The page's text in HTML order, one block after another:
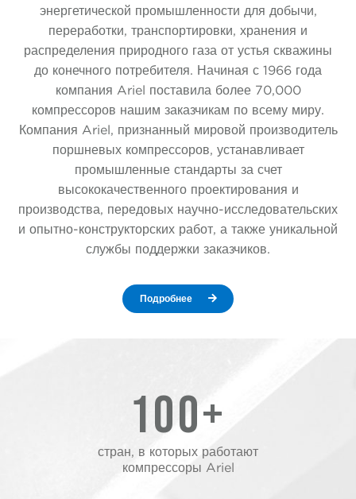
энергетической промышленности для добычи,
переработки, транспортировки, хранения и
распределения природного газа от устья скважины
до конечного потребителя. Начиная с 1966 года
компания Ariel поставила более 70,000
компрессоров нашим заказчикам по всему миру.
Компания Ariel, признанный мировой производитель
поршневых компрессоров, устанавливает
промышленные стандарты за счет
высококачественного проектирования и
производства, передовых научно-исследовательских
и опытно-конструкторских работ, а также уникальной
службы поддержки заказчиков.
Подробнее
100+
стран, в которых работают
компрессоры Ariel